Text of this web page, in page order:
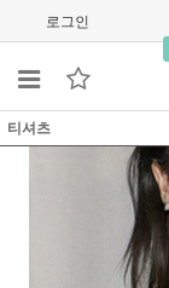
로그인
티셔츠